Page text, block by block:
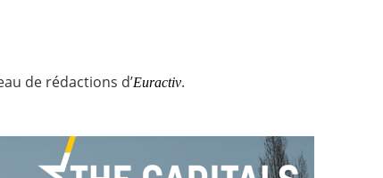
de rédactions d’Euractiv.